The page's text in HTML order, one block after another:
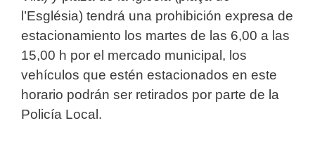
l’Església) tendrá una prohibición expresa de
estacionamiento los martes de las 6,00 a las
15,00 h por el mercado municipal, los
vehículos que estén estacionados en este
horario podrán ser retirados por parte de la
Policía Local.